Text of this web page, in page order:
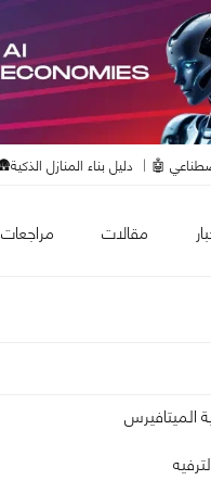
🤖 دليل بناء المنازل الذكية🛖
مقالات مراجعات
الميتافيرس